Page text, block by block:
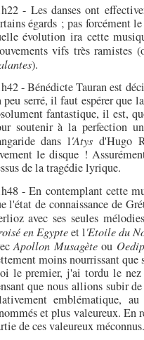
- Les danses ont
égards ; pas forcément
évolution ira cette
vifs très ramistes
).
- Bénédicte Tauran est
peu serré, il faut espérer que
fantastique, il est,
soutenir à la perfection
dans l'Atys d'Hugo
le disque !
de la tragédie lyrique.
- En contemplant cette
l'état de connaissance de
avec ses seules
en Egypteet l'Etoile du
Apollon Musagèteou
moins nourrissant que
le premier, j'ai tordu le nez
que nous allions subir
emblématique,
et plus valeureux.
de ces valeureux méconnus.